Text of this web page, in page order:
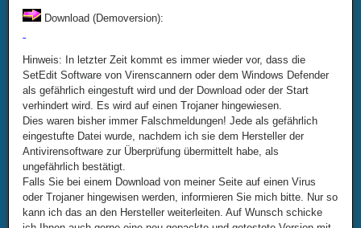
Download (Demoversion):
Hinweis: In letzter Zeit kommt es immer wieder vor, dass die
SetEdit Software von Virenscannern oder dem Windows Defender
als gefährlich eingestuft wird und der Download oder der Start
verhindert wird. Es wird auf einen Trojaner hingewiesen.
Dies waren bisher immer Falschmeldungen! Jede als gefährlich
eingestufte Datei wurde, nachdem ich sie dem Hersteller der
Antivirensoftware zur Überprüfung übermittelt habe, als
ungefährlich bestätigt.
Falls Sie bei einem Download von meiner Seite auf einen Virus
oder Trojaner hingewisen werden, informieren Sie mich bitte. Nur so
kann ich das an den Hersteller weiterleiten. Auf Wunsch schicke